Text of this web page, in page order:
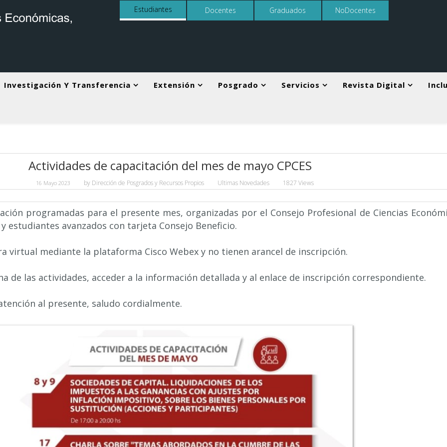
Estudiantes Docentes Graduados NoDocentes
Investigación Y Transferencia Extensión Posgrado Servicios Revista Digital
Actividades de capacitación del mes de mayo CPCES
16 Mayo 2023 by Dirección de Posgrados y Recursos Propios Ultimas Novedades 1827 Views
programadas para el presente mes, organizadas por el Consejo Profesional de Ciencias
avanzados con tarjeta Consejo Beneficio.
virtual mediante la plataforma Cisco Webex y no tienen arancel de inscripción.
de las actividades, acceder a la información detallada y al enlace de inscripción correspondiente.
al presente, saludo cordialmente.